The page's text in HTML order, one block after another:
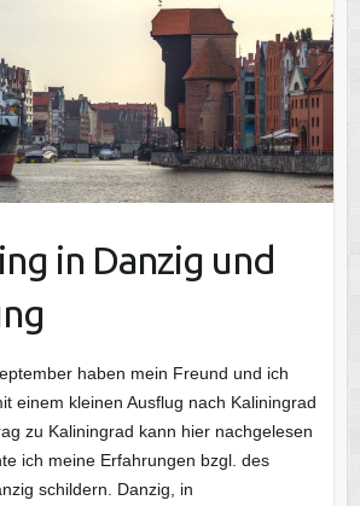
in Danzig und
haben mein Freund und ich
einem kleinen Ausflug nach Kaliningrad
zu Kaliningrad kann hier nachgelesen
ich meine Erfahrungen bzgl. des
schildern. Danzig, in